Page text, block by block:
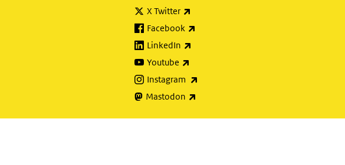
X Twitter
Facebook
LinkedIn
Youtube
Instagram
Mastodon